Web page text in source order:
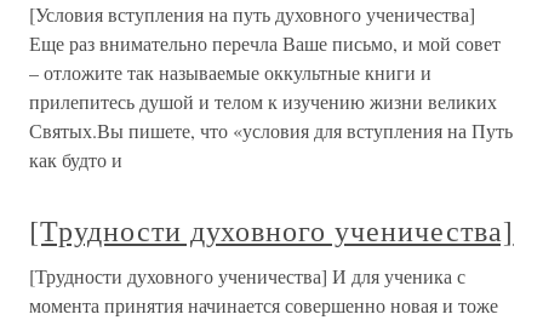
[Условия вступления на путь духовного ученичества]
Еще раз внимательно перечла Ваше письмо, и мой совет
– отложите так называемые оккультные книги и
прилепитесь душой и телом к изучению жизни великих
Святых.Вы пишете, что «условия для вступления на Путь
как будто и
[Трудности духовного ученичества]
[Трудности духовного ученичества] И для ученика с
момента принятия начинается совершенно новая и тоже